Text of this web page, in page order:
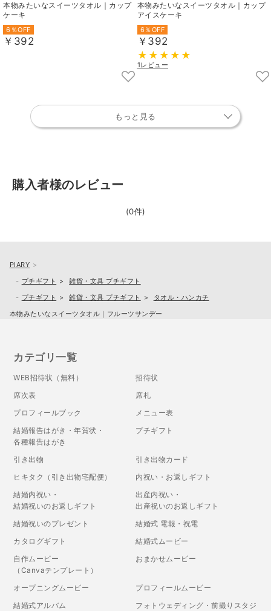
本物みたいなスイーツタオル｜カップ
ケーキ
6％OFF
￥392
本物みたいなスイーツタオル｜カップ
アイスケーキ
6％OFF
￥392
1レビュー
もっと見る
購入者様のレビュー
(0件)
PIARY
プチギフト
雑貨・文具 プチギフト
プチギフト
雑貨・文具 プチギフト
タオル・ハンカチ
本物みたいなスイーツタオル｜フルーツサンデー
カテゴリ一覧
WEB招待状（無料）
招待状
席次表
席札
プロフィールブック
メニュー表
結婚報告はがき・年賀状・
各種報告はがき
プチギフト
引き出物
引き出物カード
ヒキタク（引き出物宅配便）
内祝い・お返しギフト
結婚内祝い・
結婚祝いのお返しギフト
出産内祝い・
出産祝いのお返しギフト
結婚祝いのプレゼント
結婚式 電報・祝電
カタログギフト
結婚式ムービー
自作ムービー
（Canvaテンプレート）
おまかせムービー
オープニングムービー
プロフィールムービー
結婚式アルバム
フォトウェディング・前撮りスタジ